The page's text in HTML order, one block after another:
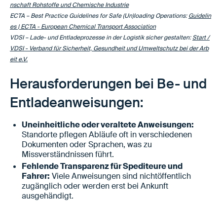
nschaft Rohstoffe und Chemische Industrie
ECTA – Best Practice Guidelines for Safe (Un)loading Operations:Guidelin
es | ECTA - European Chemical Transport Association
VDSI – Lade- und Entladeprozesse in der Logistik sicher gestalten:Start /
VDSI - Verband für Sicherheit, Gesundheit und Umweltschutz bei der Arb
eit e.V.
Herausforderungen bei Be- und
Entladeanweisungen:
Uneinheitliche oder veraltete Anweisungen:
Standorte pflegen Abläufe oft in verschiedenen
Dokumenten oder Sprachen, was zu
Missverständnissen führt.
Fehlende Transparenz für Spediteure und
Fahrer: Viele Anweisungen sind nichtöffentlich
zugänglich oder werden erst bei Ankunft
ausgehändigt.